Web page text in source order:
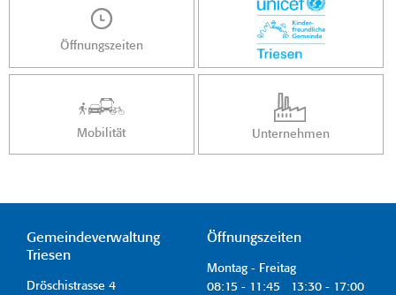
Öffnungszeiten
Mobilität Unternehmen
Gemeindeverwaltung
Triesen
Dröschistrasse 4
Öffnungszeiten
Montag - Freitag
08:15 - 11:45 13:30 - 17:00